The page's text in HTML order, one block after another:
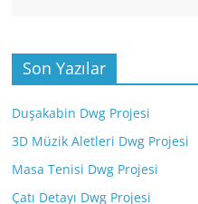
Son Yazılar
Duşakabin Dwg Projesi
3D Müzik Aletleri Dwg Projesi
Masa Tenisi Dwg Projesi
Çatı Detayı Dwg Projesi